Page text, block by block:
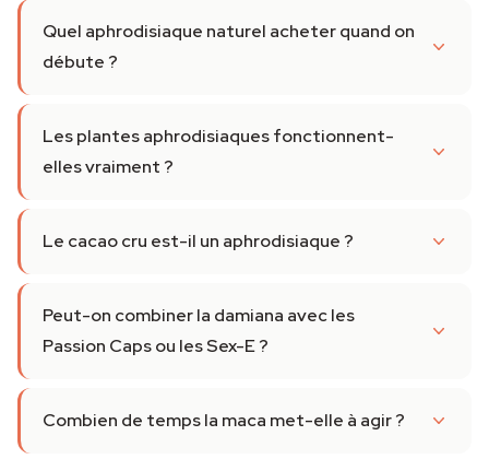
Quel aphrodisiaque naturel acheter quand on
débute ?
Les plantes aphrodisiaques fonctionnent-
elles vraiment ?
Le cacao cru est-il un aphrodisiaque ?
Peut-on combiner la damiana avec les
Passion Caps ou les Sex-E ?
Combien de temps la maca met-elle à agir ?